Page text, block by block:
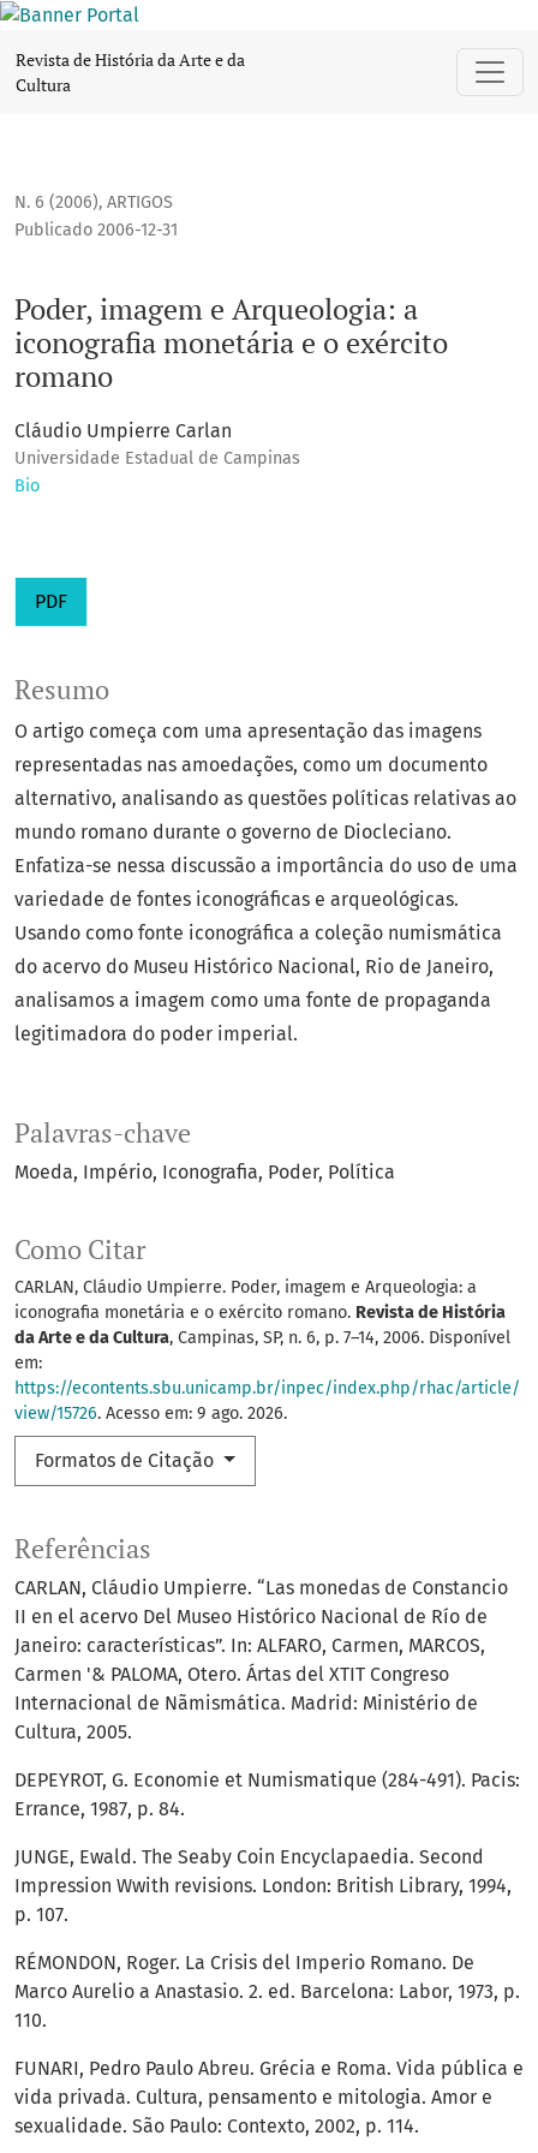
Revista de História da Arte e da
Cultura
N. 6 (2006), ARTIGOS
Poder, imagem e Arqueologia: a
iconografia monetária e o exército
romano
Publicado 2006-12-31
Cláudio Umpierre Carlan
Universidade Estadual de Campinas
Bio
PDF
Palavras-chave
Moeda Império Iconografia Poder Política
Como Citar
CARLAN, Cláudio Umpierre. Poder, imagem e Arqueologia: a
iconografia monetária e o exército romano. Revista de História
da Arte e da Cultura, Campinas, SP, n. 6, p. 7–14, 2006. Disponível
em:
https://econtents.sbu.unicamp.br/inpec/index.php/rhac/article/
view/15726. Acesso em: 9 ago. 2026.
Formatos de Citação
Resumo
O artigo começa com uma apresentação das imagens
representadas nas amoedações, como um documento
alternativo, analisando as questões políticas relativas ao
mundo romano durante o governo de Diocleciano.
Enfatiza-se nessa discussão a importância do uso de uma
variedade de fontes iconográficas e arqueológicas.
Usando como fonte iconográfica a coleção numismática
do acervo do Museu Histórico Nacional, Rio de Janeiro,
analisamos a imagem como uma fonte de propaganda
legitimadora do poder imperial.
Referências
CARLAN, Cláudio Umpierre. “Las monedas de Constancio
II en el acervo Del Museo Histórico Nacional de Río de
Janeiro: características”. In: ALFARO, Carmen, MARCOS,
Carmen '& PALOMA, Otero. Ártas del XTIT Congreso
Internacional de Nãmismática. Madrid: Ministério de
Cultura, 2005.
DEPEYROT, G. Economie et Numismatique (284-491). Pacis:
Errance, 1987, p. 84.
JUNGE, Ewald. The Seaby Coin Encyclapaedia. Second
Impression Wwith revisions. London: British Library, 1994,
p. 107.
RÉMONDON, Roger. La Crisis del Imperio Romano. De
Marco Aurelio a Anastasio. 2. ed. Barcelona: Labor, 1973, p.
110.
FUNARI, Pedro Paulo Abreu. Grécia e Roma. Vida pública e
vida privada. Cultura, pensamento e mitologia. Amor e
sexualidade. São Paulo: Contexto, 2002, p. 114.